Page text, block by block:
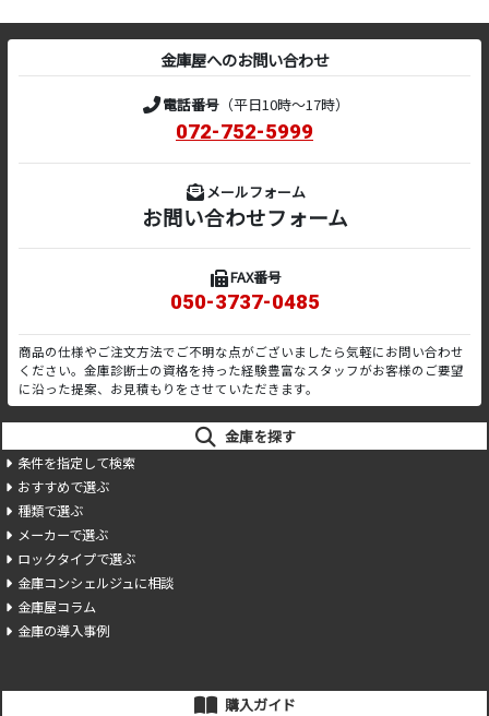
金庫屋へのお問い合わせ
電話番号（平日10時～17時）
072-752-5999
メールフォーム
お問い合わせフォーム
FAX番号
050-3737-0485
商品の仕様やご注文方法でご不明な点がございましたら気軽にお問い合わせ
ください。金庫診断士の資格を持った経験豊富なスタッフがお客様のご要望
に沿った提案、お見積もりをさせていただきます。
金庫を探す
条件を指定して検索
おすすめで選ぶ
種類で選ぶ
メーカーで選ぶ
ロックタイプで選ぶ
金庫コンシェルジュに相談
金庫屋コラム
金庫の導入事例
購入ガイド